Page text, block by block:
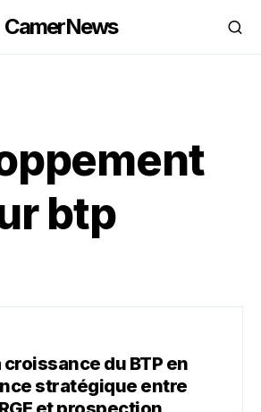
CamerNews
btp
du BTP en
stratégique entre